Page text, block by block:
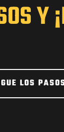
Y
LOS